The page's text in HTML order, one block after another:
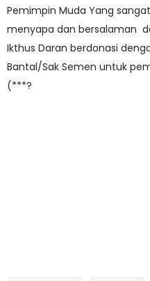
Pemimpin Muda Yang
menyapa dan bersalaman
Ikthus Daran berdonasi
Bantal/Sak Semen untuk
(***?